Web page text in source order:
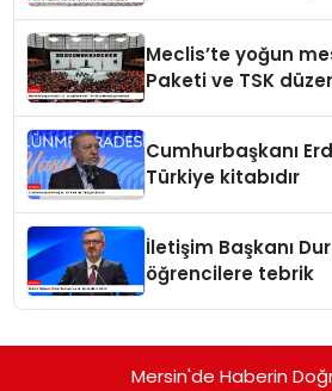
Meclis’te yoğun
Paketi ve TSK
Cumhurbaşkanı
Türkiye kitabıdır
İletişim Başkanı
öğrencilere tebrik
Mersin'de Haberin